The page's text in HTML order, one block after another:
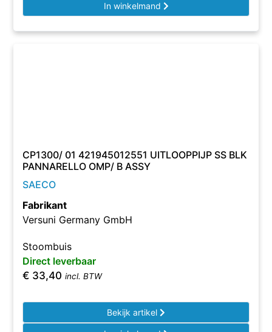
In winkelmand
CP1300/ 01 421945012551 UITLOOPPIJP SS BLK
PANNARELLO OMP/ B ASSY
SAECO
Fabrikant
Versuni Germany GmbH
Stoombuis
Direct leverbaar
€ 33,40 incl. BTW
Bekijk artikel